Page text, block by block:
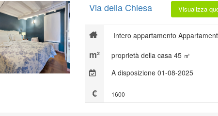
Via della Chiesa Visualizza
Intero appartamento
proprietà della casa 45 ㎡
A disposizione 01-08-2025
1600